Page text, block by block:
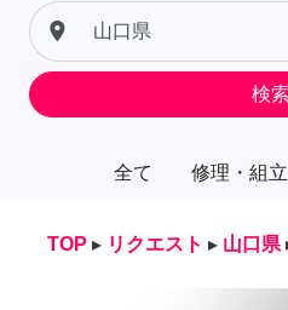
全て 修理・組立
place
検索
TOP ▸ リクエスト ▸ 山口県